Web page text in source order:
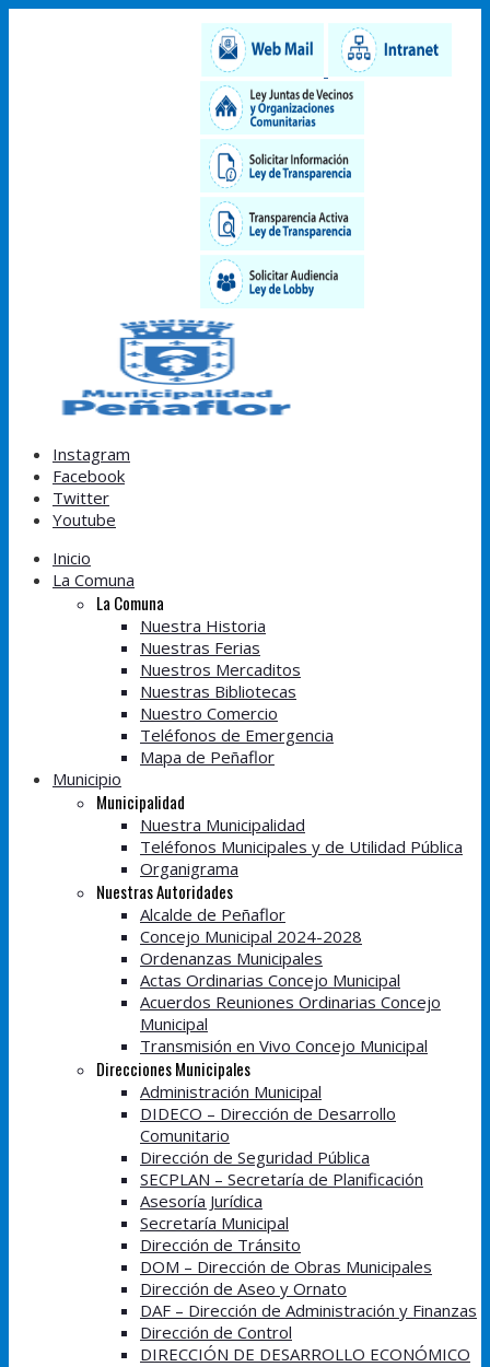
Instagram
Facebook
Twitter
Youtube
Inicio
La Comuna
La Comuna
Nuestra Historia
Nuestras Ferias
Nuestros Mercaditos
Nuestras Bibliotecas
Nuestro Comercio
Teléfonos de Emergencia
Mapa de Peñaflor
Municipio
Municipalidad
Nuestra Municipalidad
Teléfonos Municipales y de Utilidad Pública
Organigrama
Nuestras Autoridades
Alcalde de Peñaflor
Concejo Municipal 2024-2028
Ordenanzas Municipales
Actas Ordinarias Concejo Municipal
Acuerdos Reuniones Ordinarias Concejo
Municipal
Transmisión en Vivo Concejo Municipal
Direcciones Municipales
Administración Municipal
DIDECO – Dirección de Desarrollo
Comunitario
Dirección de Seguridad Pública
SECPLAN – Secretaría de Planificación
Asesoría Jurídica
Secretaría Municipal
Dirección de Tránsito
DOM – Dirección de Obras Municipales
Dirección de Aseo y Ornato
DAF – Dirección de Administración y Finanzas
Dirección de Control
DIRECCIÓN DE DESARROLLO ECONÓMICO